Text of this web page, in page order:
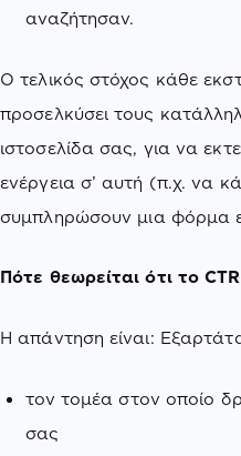
αναζήτησαν.
Ο τελικός στόχος κάθε
προσελκύσει τους
ιστοσελίδα σας, για να
ενέργεια σ’ αυτή (π.χ. να
συμπληρώσουν μια φόρμα
Πότε θεωρείται ότι το
Η απάντηση είναι:
τον τομέα στον οποίο
σας